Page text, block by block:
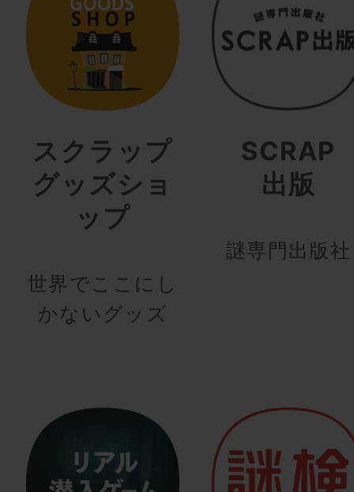
スクラップ
グッズショ
ップ
世界でここにし
かないグッズ
SCRAP
出版
謎専門出版社